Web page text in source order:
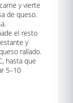
y vierte
de queso.
el resto
y
rallado.
hasta que
5–10